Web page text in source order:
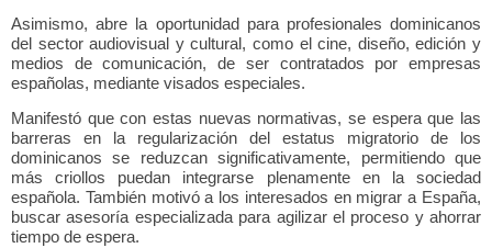
Asimismo, abre la oportunidad para profesionales dominicanos
del sector audiovisual y cultural, como el cine, diseño, edición y
medios de comunicación, de ser contratados por empresas
españolas, mediante visados especiales.
Manifestó que con estas nuevas normativas, se espera que las
barreras en la regularización del estatus migratorio de los
dominicanos se reduzcan significativamente, permitiendo que
más criollos puedan integrarse plenamente en la sociedad
española. También motivó a los interesados en migrar a España,
buscar asesoría especializada para agilizar el proceso y ahorrar
tiempo de espera.